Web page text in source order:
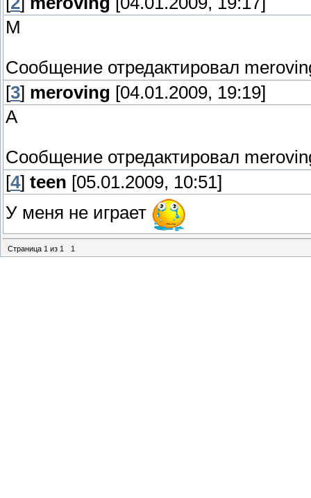
М
Сообщение отредактировал
[3] meroving [04.01.2009, 19:19]
А
Сообщение отредактировал
[4] teen [05.01.2009, 10:51]
У меня не играет
Страница 1 из 1 1